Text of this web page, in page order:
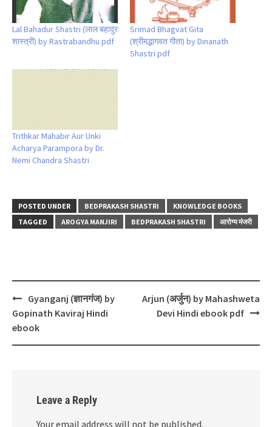
Lal Bahadur Shastri (लाल बहादुर
शास्त्री) by Rastrabandhu pdf
Srimad Bhagvat Gita
(श्रीमद्भागवत गीता) by Dinanath
Shastri pdf
Trithkar Mahabir Aur Unki
Acharya Parampora by Dr.
Nemi Chandra Shastri
POSTED UNDER BEDPRAKASH SHASTRI
KNOWLEDGE BOOKS
TAGGED
AROGYA MANJIRI BEDPRAKASH SHASTRI आरोग्य मंजरी
Post
navigation
Gyanganj (ज्ञानगंज) by
Gopinath Kaviraj Hindi
ebook
Arjun (अर्जुन) by Mahashweta
Devi Hindi ebook pdf
Leave a Reply
Your email address will not be published.